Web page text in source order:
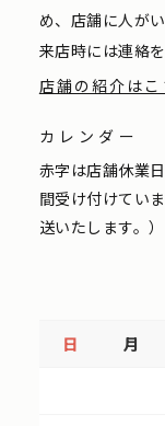
め、店舗に人が
来店時には連絡
店舗の紹介はこ
カレンダー
赤字は店舗休業
間受け付けてい
送いたします。）
日 月